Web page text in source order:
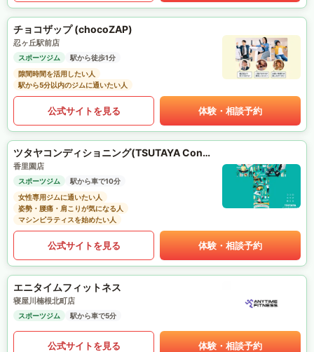
チョコザップ (chocoZAP)
忍ヶ丘駅前店
スポーツジム
駅から徒歩1分
隙間時間を活用したい人
駅から5分以内のジムに通いたい人
公式サイトを見る 体験・相談予約
ツタヤコンディショニング(TSUTAYA Conditioning)PILATES
香里園店
スポーツジム
駅から車で10分
女性専用ジムに通いたい人
姿勢・腰痛・肩こりが気になる人
マシンピラティスを始めたい人
公式サイトを見る 体験・相談予約
エニタイムフィットネス
寝屋川楠根北町店
スポーツジム 駅から車で5分
公式サイトを見る 体験・相談予約